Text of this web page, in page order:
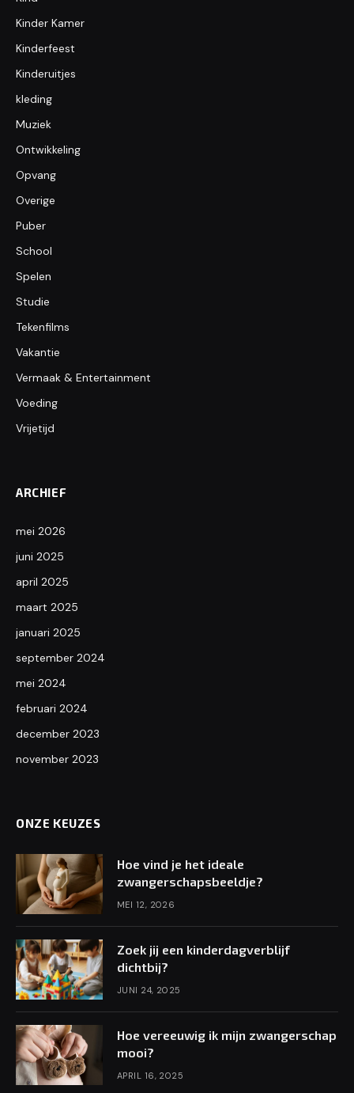
Kinder Kamer
Kinderfeest
Kinderuitjes
kleding
Muziek
Ontwikkeling
Opvang
Overige
Puber
School
Spelen
Studie
Tekenfilms
Vakantie
Vermaak & Entertainment
Voeding
Vrijetijd
ARCHIEF
mei 2026
juni 2025
april 2025
maart 2025
januari 2025
september 2024
mei 2024
februari 2024
december 2023
november 2023
ONZE KEUZES
Hoe vind je het ideale
zwangerschapsbeeldje?
MEI 12, 2026
Zoek jij een kinderdagverblijf
dichtbij?
JUNI 24, 2025
Hoe vereeuwig ik mijn zwangerschap
mooi?
APRIL 16, 2025